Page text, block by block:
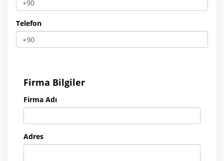
Telefon
Firma Bilgiler
Firma Adı
Adres